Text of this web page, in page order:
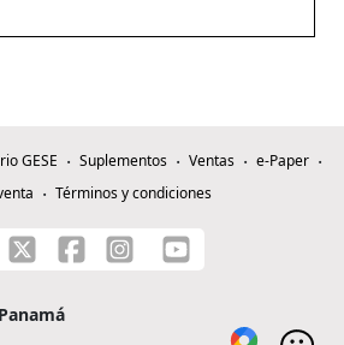
GESE Suplementos Ventas
e-Paper
Términos y condiciones